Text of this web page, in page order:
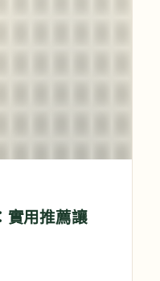
實用推薦讓